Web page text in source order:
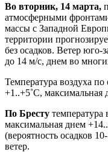
Во вторник, 14 марта,
атмосферными
массы с Западной
территории
без осадков. Ветер
до 14 м/с, днем во
Температура воздуха
+1..+5˚С, максимальная
По Бресту
максимальная днем
(вероятность осадков
ветер.